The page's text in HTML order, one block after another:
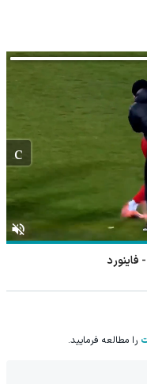
فاینورد
را مطالعه فرمایید.